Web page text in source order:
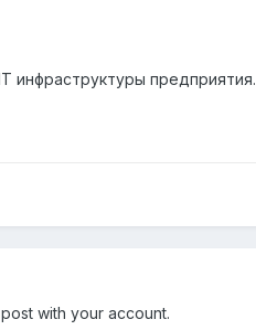
инфраструктуры предприятия.
with your account.